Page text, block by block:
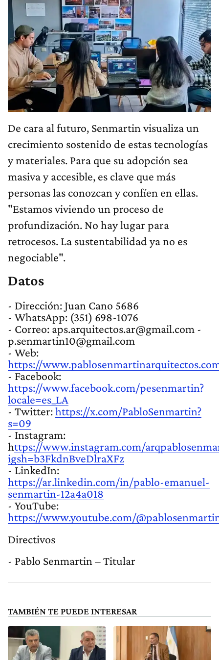
De cara al futuro, Senmartin visualiza un
crecimiento sostenido de estas tecnologías
y materiales. Para que su adopción sea
masiva y accesible, es clave que más
personas las conozcan y confíen en ellas.
"Estamos viviendo un proceso de
profundización. No hay lugar para
retrocesos. La sustentabilidad ya no es
negociable".
Datos
- Dirección: Juan Cano 5686
- WhatsApp: (351) 698-1076
- Correo: aps.arquitectos.ar@gmail.com -
p.senmartin10@gmail.com
- Web:
https://
- Facebook:
https://www.facebook.com/pesenmartin?
locale=es_LA
- Twitter:https://x.com/PabloSenmartin?
s=09
- Instagram:
https://www.instagram.com/
igsh=b3FkdnBveDlraXFz
- LinkedIn:
https://ar.linkedin.com/in/pablo-emanuel-
senmartin-12a4a018
- YouTube:
https://www.youtube.com/
Directivos
- Pablo Senmartin – Titular
TAMBIÉN TE PUEDE INTERESAR